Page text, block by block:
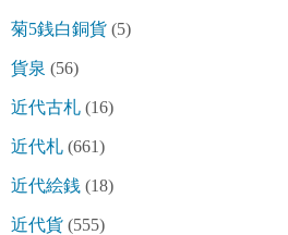
菊5銭白銅貨 (5)
貨泉 (56)
近代古札 (16)
近代札 (661)
近代絵銭 (18)
近代貨 (555)